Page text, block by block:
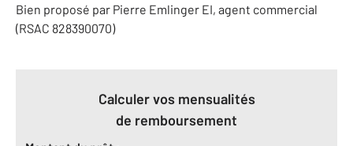
Bien proposé par Pierre Emlinger EI, agent commercial
(RSAC 828390070)
Calculer vos mensualités
de remboursement